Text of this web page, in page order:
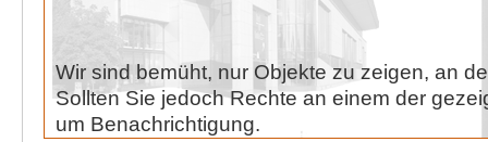
Wir sind bemüht, nur Objekte zu zeigen, an
Sollten Sie jedoch Rechte an einem der
um Benachrichtigung.